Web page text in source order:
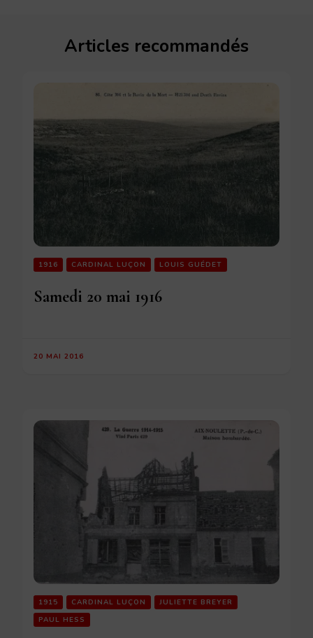
Articles recommandés
1916 CARDINAL LUÇON LOUIS GUÉDET
Samedi 20 mai 1916
20 MAI 2016
1915 CARDINAL LUÇON
JULIETTE BREYER
PAUL HESS